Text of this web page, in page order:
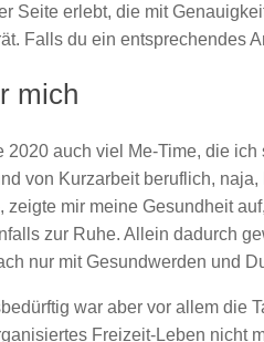
Seite erlebt, die mit
Falls du ein entsprechendes
mich
2020 auch viel Me-Time, die
von Kurzarbeit beruflich,
zeigte mir meine Gesundheit
zur Ruhe. Allein dadurch
nur mit Gesundwerden und
war aber vor allem die
Freizeit-Leben nicht